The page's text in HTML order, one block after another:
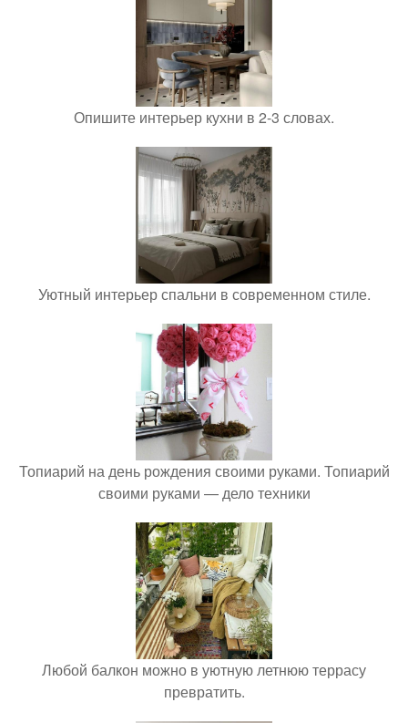
Опишите интерьер кухни в 2-3 словах.
Уютный интерьер спальни в современном стиле.
Топиарий на день рождения своими руками. Топиарий
своими руками — дело техники
Любой балкон можно в уютную летнюю террасу
превратить.